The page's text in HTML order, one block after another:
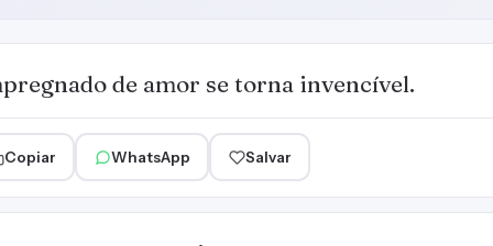
de amor se torna invencível.
Copiar WhatsApp Salvar